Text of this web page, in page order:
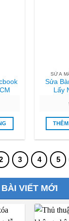
SỬA
Sửa
Lấy
3 4 5
BÀI VIẾT MỚI